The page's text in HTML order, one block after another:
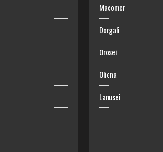
Macomer
Dorgali
Orosei
Oliena
Lanusei